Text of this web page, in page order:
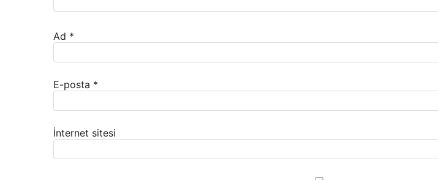
Ad *
E-posta *
İnternet sitesi